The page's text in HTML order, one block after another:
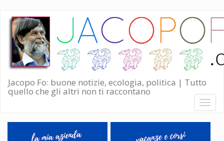
Salta
contenuto
principale
Jacopo Fo: buone notizie, ecologia, politica | Tutto
quello che gli altri non ti raccontano
Toggle